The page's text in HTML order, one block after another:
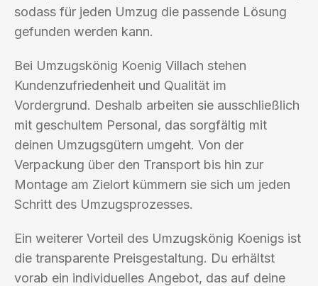
sodass für jeden Umzug die passende Lösung
gefunden werden kann.
Bei Umzugskönig Koenig Villach stehen
Kundenzufriedenheit und Qualität im
Vordergrund. Deshalb arbeiten sie ausschließlich
mit geschultem Personal, das sorgfältig mit
deinen Umzugsgütern umgeht. Von der
Verpackung über den Transport bis hin zur
Montage am Zielort kümmern sie sich um jeden
Schritt des Umzugsprozesses.
Ein weiterer Vorteil des Umzugskönig Koenigs ist
die transparente Preisgestaltung. Du erhältst
vorab ein individuelles Angebot, das auf deine